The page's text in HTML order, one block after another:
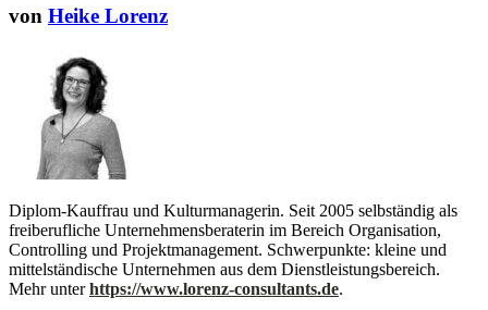
von Heike Lorenz
Diplom-Kauffrau und Kulturmanagerin. Seit 2005 selbständig als
freiberufliche Unternehmensberaterin im Bereich Organisation,
Controlling und Projektmanagement. Schwerpunkte: kleine und
mittelständische Unternehmen aus dem Dienstleistungsbereich.
Mehr unterhttps://www.lorenz-consultants.de.